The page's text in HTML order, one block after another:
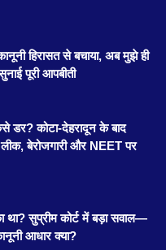
हिरासत से बचाया, अब मुझे ही
पूरी आपबीती
डर? कोटा-देहरादून के बाद
लीक, बेरोजगारी और NEET पर
सुप्रीम कोर्ट में बड़ा सवाल—
आधार क्या?